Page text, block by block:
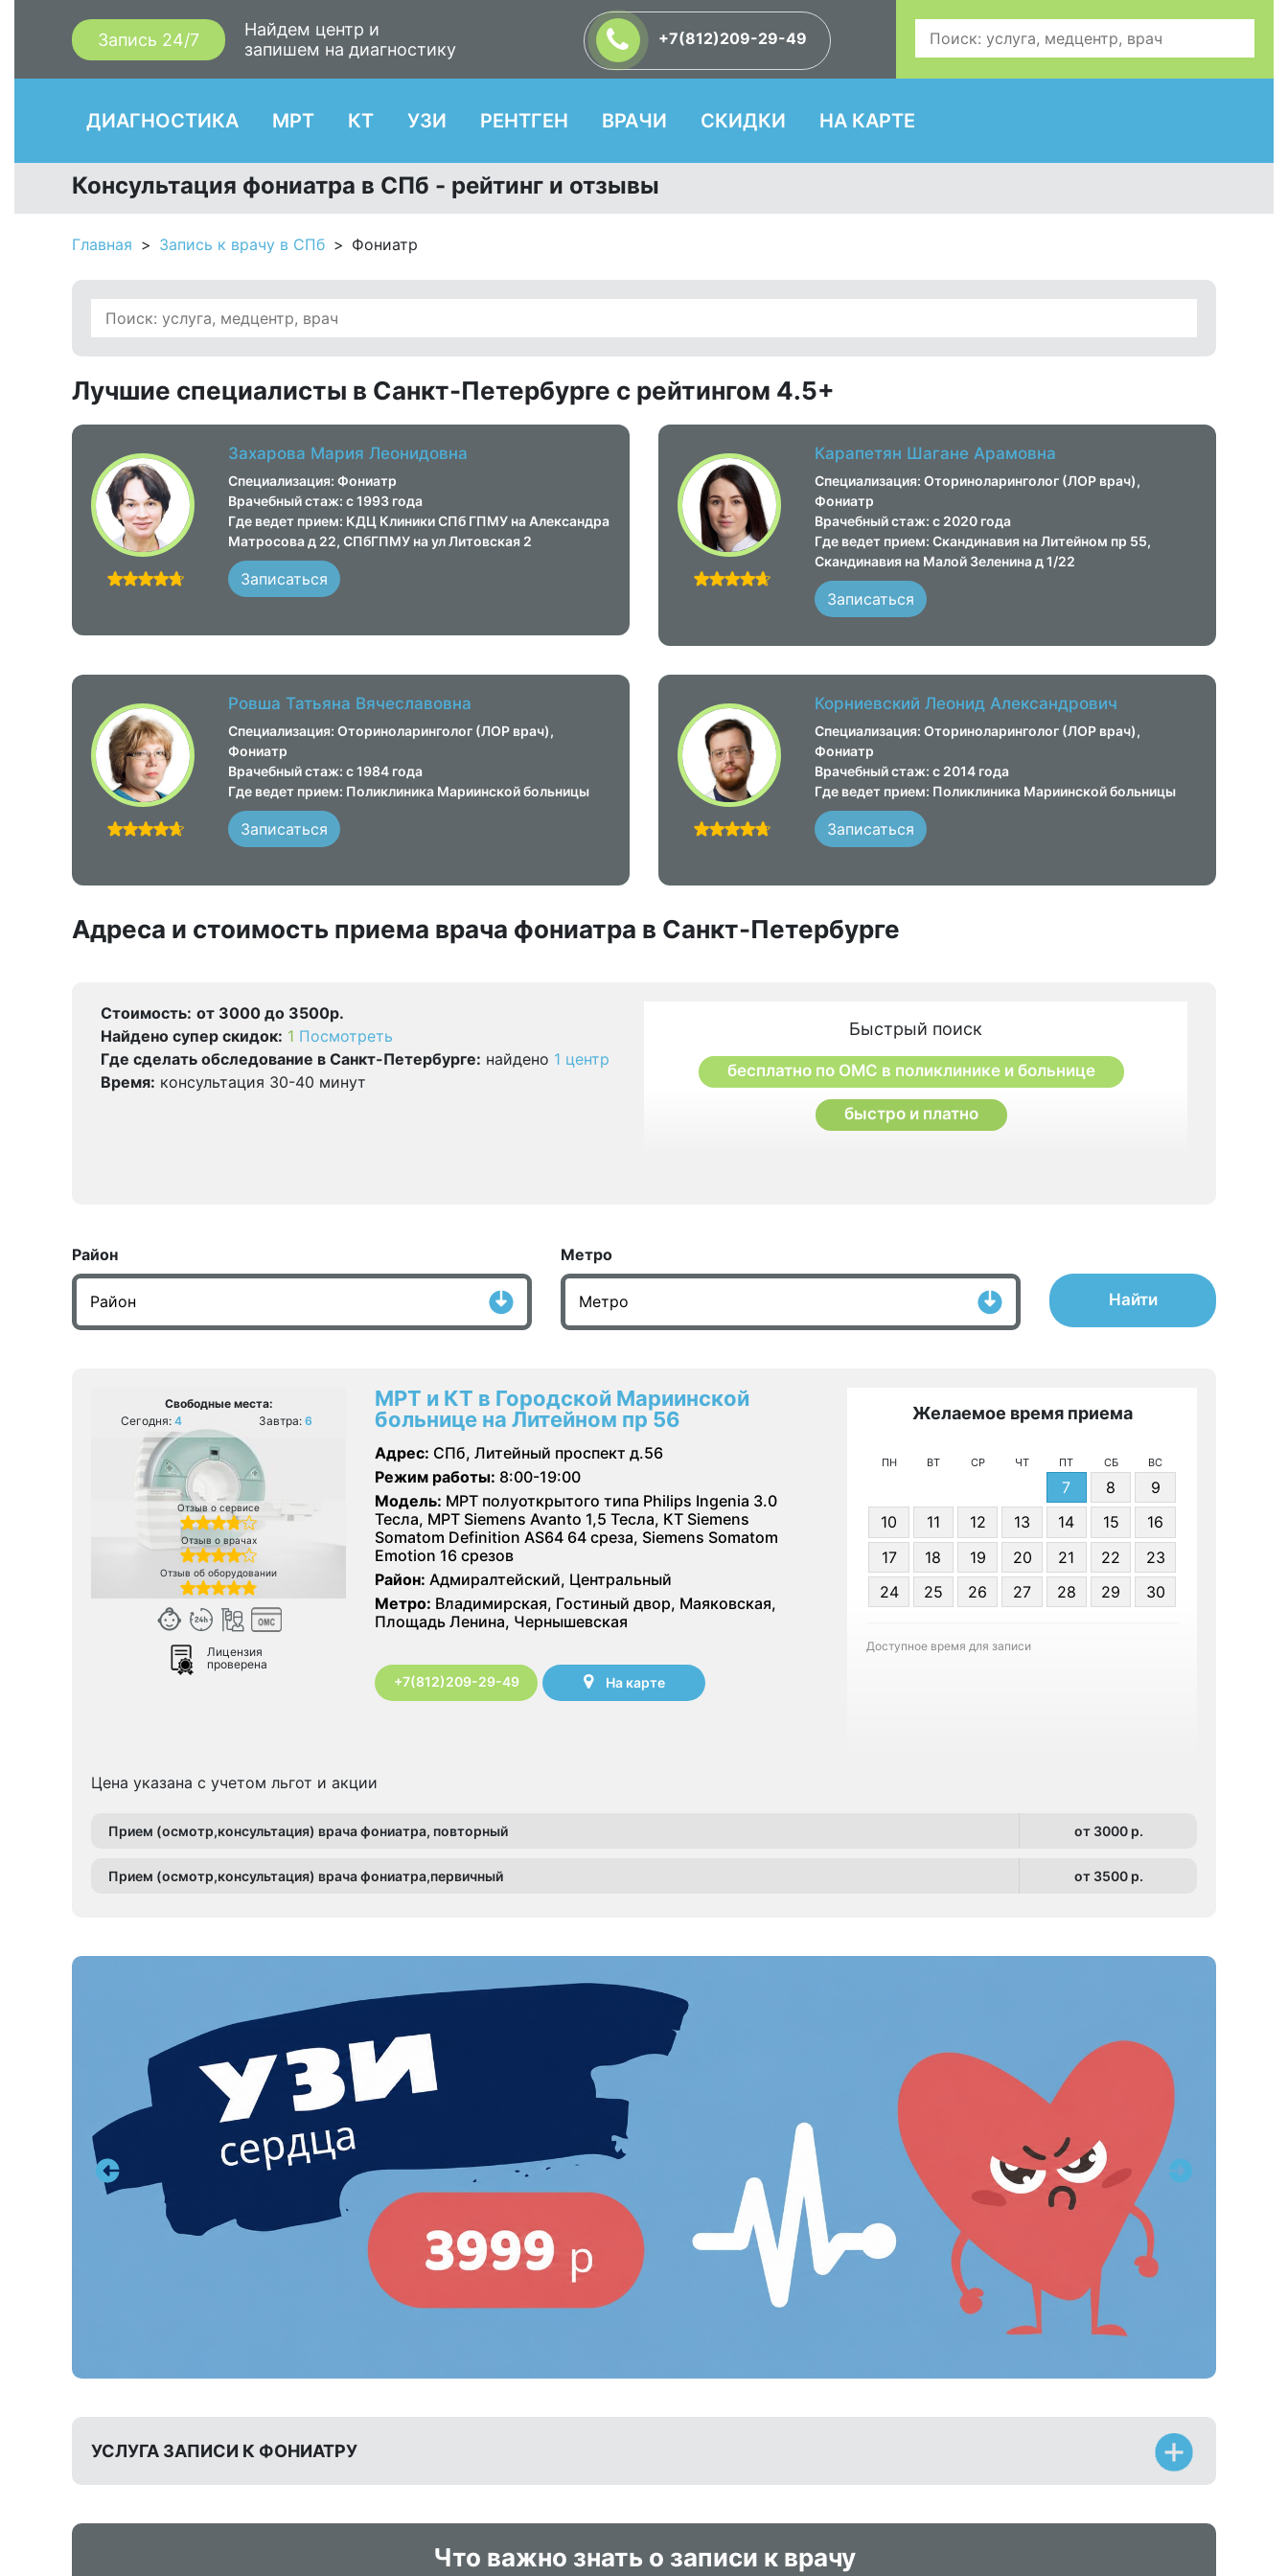
Запись 24/7
Найдем центр и
запишем на диагностику
+7(812)209-29-49
ДИАГНОСТИКА МРТ КТ УЗИ РЕНТГЕН ВРАЧИ СКИДКИ НА КАРТЕ
Консультация фониатра в СПб - рейтинг и отзывы
Главная Запись к врачу в СПб Фониатр
Лучшие специалисты в Санкт-Петербурге с рейтингом 4.5+
Захарова Мария Леонидовна
Специализация: Фониатр
Врачебный стаж: с 1993 года
Где ведет прием: КДЦ Клиники СПб ГПМУ на Александра
Матросова д 22, СПбГПМУ на ул Литовская 2
Записаться
Карапетян Шагане Арамовна
Специализация: Оториноларинголог (ЛОР врач),
Фониатр
Врачебный стаж: с 2020 года
Где ведет прием: Скандинавия на Литейном пр 55,
Скандинавия на Малой Зеленина д 1/22
Записаться
Ровша Татьяна Вячеславовна
Специализация: Оториноларинголог (ЛОР врач),
Фониатр
Врачебный стаж: с 1984 года
Где ведет прием: Поликлиника Мариинской больницы
Записаться
Корниевский Леонид Александрович
Специализация: Оториноларинголог (ЛОР врач),
Фониатр
Врачебный стаж: с 2014 года
Где ведет прием: Поликлиника Мариинской больницы
Записаться
Адреса и стоимость приема врача фониатра в Санкт-Петербурге
Стоимость: от 3000 до 3500р.
Найдено cупер скидок: 1 Посмотреть
Где сделать обследование в Санкт-Петербурге: найдено 1 центр
Время: консультация 30-40 минут
Быстрый поиск
бесплатно по ОМС в поликлинике и больнице
быстро и платно
Район Метро
Найти
Свободные места:
Сегодня: 4 Завтра: 6
Отзыв о сервисе
Отзыв о врачах
Отзыв об оборудовании
Лицензия
проверена
МРТ и КТ в Городской Мариинской
больнице на Литейном пр 56
Адрес: СПб, Литейный проспект д.56
Режим работы: 8:00-19:00
Модель: МРТ полуоткрытого типа Philips Ingenia 3.0
Тесла, МРТ Siemens Avanto 1,5 Тесла, КТ Siemens
Somatom Definition AS64 64 среза, Siemens Somatom
Emotion 16 срезов
Район: Адмиралтейский, Центральный
Метро: Владимирская, Гостиный двор, Маяковская,
Площадь Ленина, Чернышевская
+7(812)209-29-49 На карте
Желаемое время приема
ПН ВТ СР ЧТ ПТ СБ ВС
7 8
9
10
11 12 13 14 15
16
17
18 19 20 21 22
23
24
25 26 27 28 29 30
Доступное время для записи
Цена указана с учетом льгот и акции
Прием (осмотр,консультация) врача фониатра, повторный от 3000 p.
Прием (осмотр,консультация) врача фониатра,первичный от 3500 p.
УСЛУГА ЗАПИСИ К ФОНИАТРУ
Что важно знать о записи к врачу